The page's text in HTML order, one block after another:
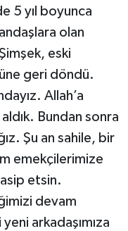
5 yıl boyunca
olan
eski
geri döndü.
Allah’a
Bundan sonra
Şu an sahile, bir
emekçilerimize
etsin.
devam
arkadaşımıza